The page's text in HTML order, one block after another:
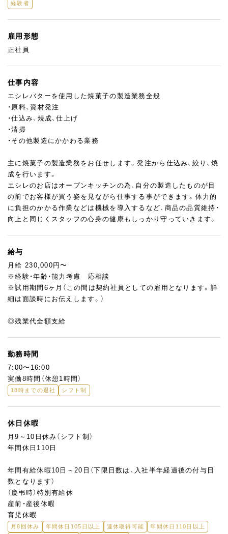
経験者
雇用形態
正社員
仕事内容
エシレバターを使用した焼菓子の製造業務全般
・原料、資材発注
・仕込み、焼成、仕上げ
・清掃
・その他製造にかかわる業務
主に焼菓子の製造業務をお任せします。発注から仕込み、絞り、焼
成を行います。
エシレのお店はオープンキッチンの為、自分の製造したものが目
の前でお客様が買う姿を見ながら仕事する事ができます。体力的
に負担のかかる作業などは機械を導入するなど、商品の品質維持・
向上と同じくスタッフの心身の健康もしっかり守っていきます。
給与
月給 230,000円〜
※経験・年齢・能力考慮 応相談
※試用期間6ヶ月（この間は契約社員としての雇用となります。詳
細は面談時にお伝えします。）
◎残業代全額支給
勤務時間
7:00〜16:00
実働8時間（休憩1時間）
18時までの退社 シフト制
休日休暇
月9～10日休み（シフト制）
年間休日110日
年間有給休暇10日～20日（下限日数は、入社半年経過後の付与日
数となります）
（慶弔時）特別有給休
産前・産後休暇
育児休暇
月8回休み 年間休日105日以上 連休取得可能
年間休日110日以上